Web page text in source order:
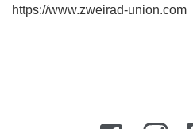
https://www.zweirad-union.com